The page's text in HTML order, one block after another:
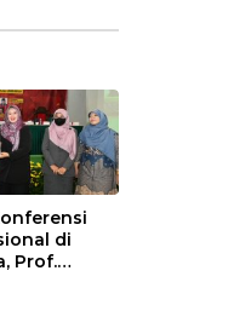
di
Prof.